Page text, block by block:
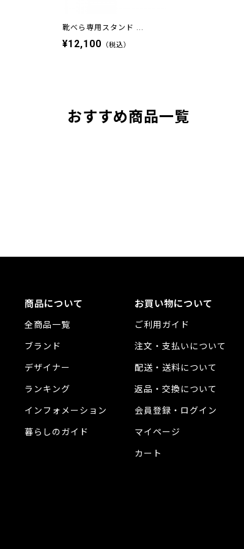
靴べら専用スタンド ...
¥12,100 （税込）
おすすめ商品一覧
商品について
全商品一覧
ブランド
デザイナー
ランキング
インフォメーション
暮らしのガイド
お買い物について
ご利用ガイド
注文・支払いについて
配送・送料について
返品・交換について
会員登録・ログイン
マイページ
カート